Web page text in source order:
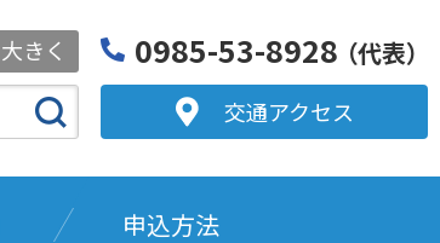
大きく 0985-53-8928 （代表）
交通アクセス
申込方法